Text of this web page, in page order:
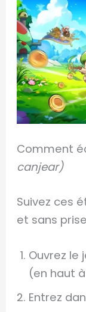
Comment
canjear)
Suivez ces
et sans
Ouvrez
(en haut
Entrez